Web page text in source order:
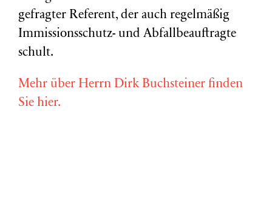
gefragter Referent, der auch regelmäßig
Immissionsschutz- und Abfallbeauftragte
schult.
Mehr über Herrn Dirk Buchsteiner finden
Sie hier.